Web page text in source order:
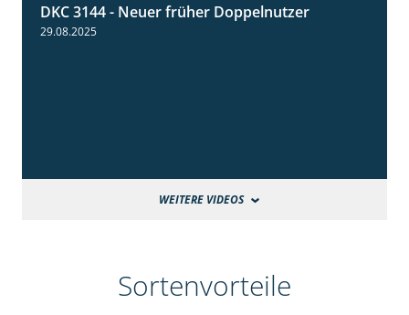
DKC 3144 - Neuer früher Doppelnutzer
29.08.2025
WEITERE VIDEOS
Sortenvorteile